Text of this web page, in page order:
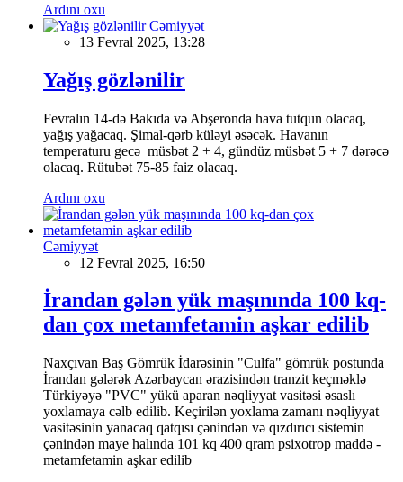
Ardını oxu
Cəmiyyət
13 Fevral 2025, 13:28
Yağış gözlənilir
Fevralın 14-də Bakıda və Abşeronda hava tutqun olacaq,
yağış yağacaq. Şimal-qərb küləyi əsəcək. Havanın
temperaturu gecə müsbət 2 + 4, gündüz müsbət 5 + 7 dərəcə
olacaq. Rütubət 75-85 faiz olacaq.
Ardını oxu
Cəmiyyət
12 Fevral 2025, 16:50
İrandan gələn yük maşınında 100 kq-
dan çox metamfetamin aşkar edilib
Naxçıvan Baş Gömrük İdarəsinin "Culfa" gömrük postunda
İrandan gələrək Azərbaycan ərazisindən tranzit keçməklə
Türkiyəyə "PVC" yükü aparan nəqliyyat vasitəsi əsaslı
yoxlamaya cəlb edilib. Keçirilən yoxlama zamanı nəqliyyat
vasitəsinin yanacaq qatqısı çənindən və qızdırıcı sistemin
çənindən maye halında 101 kq 400 qram psixotrop maddə -
metamfetamin aşkar edilib